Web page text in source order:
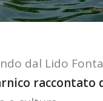
dal Lido
raccontato